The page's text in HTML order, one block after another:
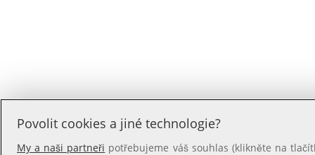
Povolit cookies a jiné technologie?
My a naši partneři potřebujeme váš souhlas (klikněte na